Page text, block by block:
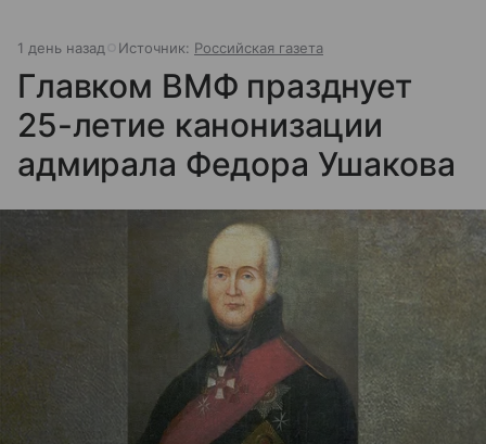
1 день назад Источник: Российская газета
Главком ВМФ празднует
25-летие канонизации
адмирала Федора Ушакова